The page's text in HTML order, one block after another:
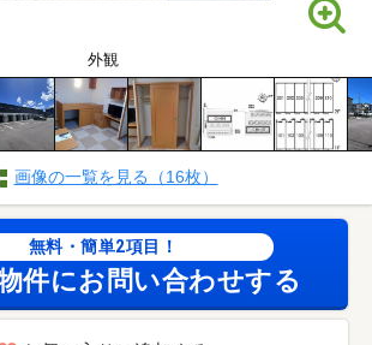
外観
画像の一覧を見る（16枚）
無料・簡単2項目！
件にお問い合わせする